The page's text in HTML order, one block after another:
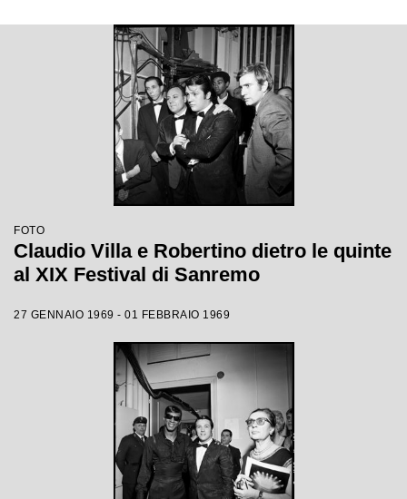
FOTO
Claudio Villa e Robertino dietro le quinte
al XIX Festival di Sanremo
27 GENNAIO 1969 - 01 FEBBRAIO 1969